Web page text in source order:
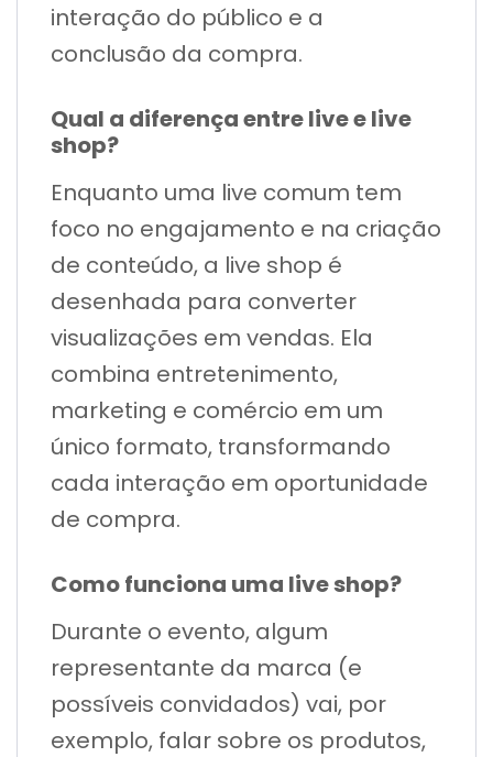
interação do público e a
conclusão da compra.
Qual a diferença entre live e live
shop?
Enquanto uma live comum tem
foco no engajamento e na criação
de conteúdo, a live shop é
desenhada para converter
visualizações em vendas. Ela
combina entretenimento,
marketing e comércio em um
único formato, transformando
cada interação em oportunidade
de compra.
Como funciona uma live shop?
Durante o evento, algum
representante da marca (e
possíveis convidados) vai, por
exemplo, falar sobre os produtos,